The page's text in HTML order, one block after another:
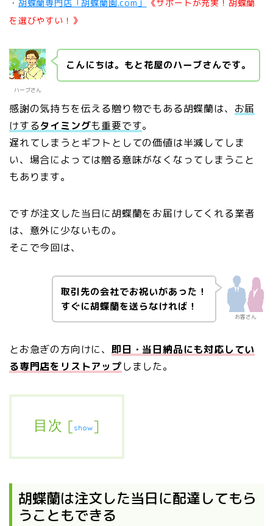
・ 胡蝶蘭専門店「胡蝶蘭園.com」
《サポートが充実！胡蝶蘭
を選びやすい！》
ハーブさん
こんにちは。もと花屋のハーブさんです。
感謝の気持ちを伝える贈り物でもある胡蝶蘭は、 お届
けするタイミングも重要です。
遅れてしまうとギフトとしての価値は半減してしま
い、場合によっては贈る意味がなくなってしまうこと
もあります。
ですが注文した当日に胡蝶蘭をお届けしてくれる業者
は、意外に少ないもの。
そこで今回は、
お客さん
取引先の会社でお祝いがあった！
すぐに胡蝶蘭を送らなければ！
とお急ぎの方向けに、 即日・当日納品にも対応してい
る専門店をリストアップしました。
目次 [show]
胡蝶蘭は注文した当日に配達してもら
うこともできる